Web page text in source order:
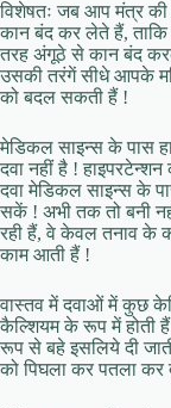
विशेषतः जब आप मंत्र
कान बंद कर लेते हैं, ताकि
तरह अंगूठे से कान बंद
उसकी तरंगें सीधे आपके
को बदल सकती हैं !
मेडिकल साइन्स के पास
दवा नहीं है !
दवा मेडिकल साइन्स के
सकें ! अभी तक तो बनी
रही हैं, वे केवल तनाव के
काम आती हैं !
वास्तव में दवाओं में कुछ
कैल्शियम के रूप में होती
रूप से बहे इसलिये दी
को पिघला कर पतला कर